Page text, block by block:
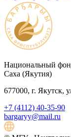
Национальный
Саха (Якутия)
677000, г. Якутск,
+7 (4112) 40-35-90
bargaryy@mail.ru